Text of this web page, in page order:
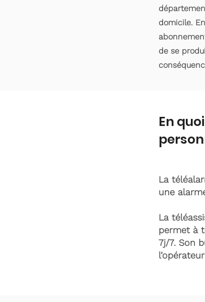
domicile.
de se
En
La
une
La
permet à
7j/7. Son